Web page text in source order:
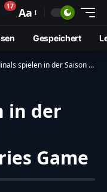
🔔17 Aa
Gespeichert
in der Saison 2020 ein International Series Game
in der
Game